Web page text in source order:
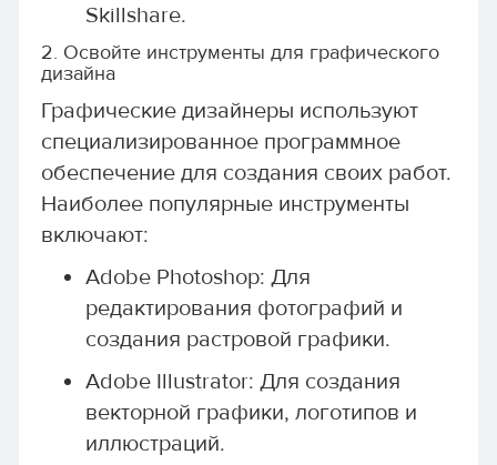
Skillshare.
2. Освойте инструменты для графического
дизайна
Графические дизайнеры используют
специализированное программное
обеспечение для создания своих работ.
Наиболее популярные инструменты
включают:
Adobe Photoshop: Для
редактирования фотографий и
создания растровой графики.
Adobe Illustrator: Для создания
векторной графики, логотипов и
иллюстраций.